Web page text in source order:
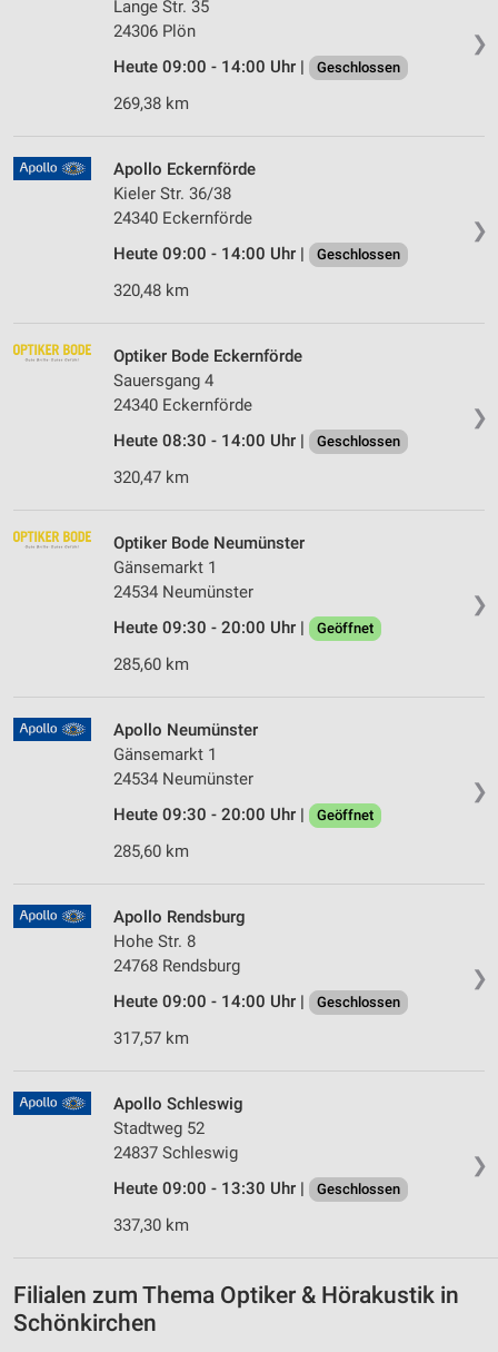
❯
Lange Str. 35
24306 Plön
Heute 09:00 - 14:00 Uhr |
Geschlossen
269,38 km
❯
Apollo Eckernförde
Kieler Str. 36/38
24340 Eckernförde
Heute 09:00 - 14:00 Uhr |
Geschlossen
320,48 km
❯
Optiker Bode Eckernförde
Sauersgang 4
24340 Eckernförde
Heute 08:30 - 14:00 Uhr |
Geschlossen
320,47 km
❯
Optiker Bode Neumünster
Gänsemarkt 1
24534 Neumünster
Heute 09:30 - 20:00 Uhr |
Geöffnet
285,60 km
❯
Apollo Neumünster
Gänsemarkt 1
24534 Neumünster
Heute 09:30 - 20:00 Uhr |
Geöffnet
285,60 km
❯
Apollo Rendsburg
Hohe Str. 8
24768 Rendsburg
Heute 09:00 - 14:00 Uhr |
Geschlossen
317,57 km
❯
Apollo Schleswig
Stadtweg 52
24837 Schleswig
Heute 09:00 - 13:30 Uhr |
Geschlossen
337,30 km
Filialen zum Thema Optiker & Hörakustik in
Schönkirchen